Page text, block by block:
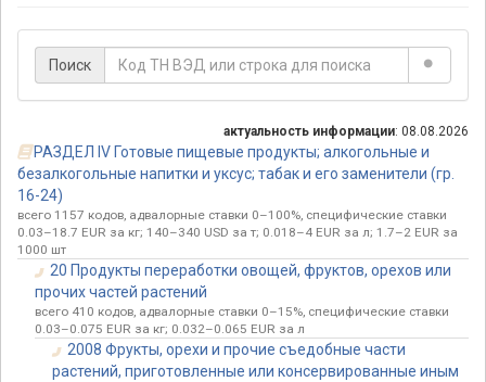
Поиск
актуальность информации: 08.08.2026
РАЗДЕЛ IV Готовые пищевые продукты; алкогольные и
безалкогольные напитки и уксус; табак и его заменители (гр.
16-24)
всего 1157 кодов, адвалорные ставки 0–100%, специфические ставки
0.03–18.7 EUR за кг; 140–340 USD за т; 0.018–4 EUR за л; 1.7–2 EUR за
1000 шт
20 Продукты переработки овощей, фруктов, орехов или
прочих частей растений
всего 410 кодов, адвалорные ставки 0–15%, специфические ставки
0.03–0.075 EUR за кг; 0.032–0.065 EUR за л
2008 Фрукты, орехи и прочие съедобные части
растений, приготовленные или консервированные иным